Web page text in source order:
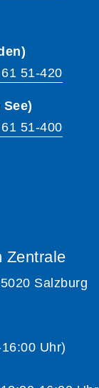
51-420
51-400
Zentrale
Salzburg
Uhr)